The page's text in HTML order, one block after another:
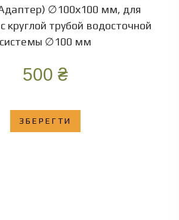
∅100х100 мм, для
круглой трубой водосточной
системы ∅100 мм
500 ₴
ЗБЕРЕГТИ